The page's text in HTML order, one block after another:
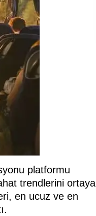
platformu
trendlerini ortaya
en ucuz ve en